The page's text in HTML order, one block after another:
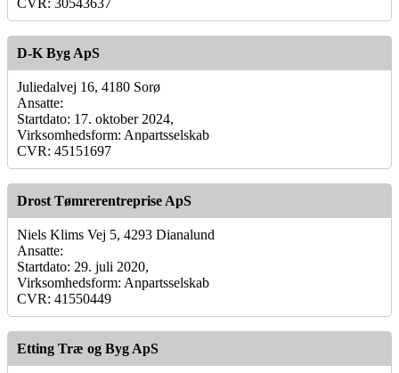
CVR: 30543637
D-K Byg ApS
Juliedalvej 16, 4180 Sorø
Ansatte:
Startdato: 17. oktober 2024,
Virksomhedsform: Anpartsselskab
CVR: 45151697
Drost Tømrerentreprise ApS
Niels Klims Vej 5, 4293 Dianalund
Ansatte:
Startdato: 29. juli 2020,
Virksomhedsform: Anpartsselskab
CVR: 41550449
Etting Træ og Byg ApS